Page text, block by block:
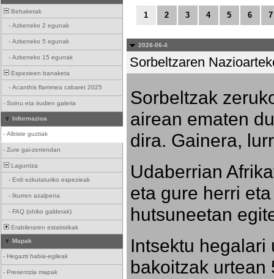
Behaketak
- Azkeneko 2 egunak
- Azkeneko 5 egunak
- Azkeneko 15 egunak
Espezieen banaketa
- Acanthis flammea cabaret 2025
- Soinu eta irudien galeria
Informazioa
- Albiste guztiak
- Zure gai-zerrendan
Laguntza
- Erdi ezkutaturiko espezieak
- Ikurren azalpena
- FAQ (ohiko galderak)
Erabileraren estatistikak
Mapak
- Hegazti habia-egileak
- Presentzia mapak
1 2 3 4 5 6 7
2026-06-4
Sorbeltzaren
Sorbeltzak
airean ematen
dira. Gainera,
Udaberrian
eta gure herri
hutsuneetan
Intsektu hegalari
bakoitzak urtean